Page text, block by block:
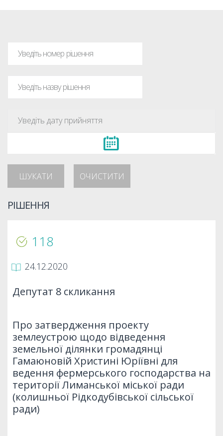
ШУКАТИ ОЧИСТИТИ
РІШЕННЯ
118
24.12.2020
Депутат 8 скликання
Про затвердження проекту
землеустрою щодо відведення
земельної ділянки громадянці
Гамаюновій Христині Юріївні для
ведення фермерського господарства на
території Лиманської міської ради
(колишньої Рідкодубівської сільської
ради)